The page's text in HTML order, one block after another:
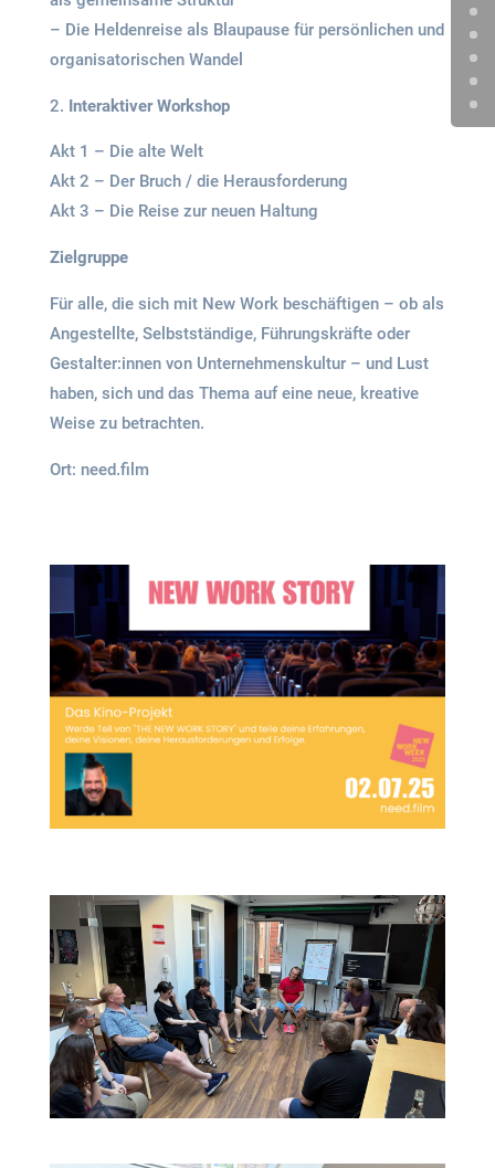
– Die Heldenreise als Blaupause für persönlichen und
organisatorischen Wandel
Interaktiver Workshop
Akt 1 – Die alte Welt
Akt 2 – Der Bruch / die Herausforderung
Akt 3 – Die Reise zur neuen Haltung
Zielgruppe
Für alle, die sich mit New Work beschäftigen – ob als
Angestellte, Selbstständige, Führungskräfte oder
Gestalter:innen von Unternehmenskultur – und Lust
haben, sich und das Thema auf eine neue, kreative
Weise zu betrachten.
Ort: need.film